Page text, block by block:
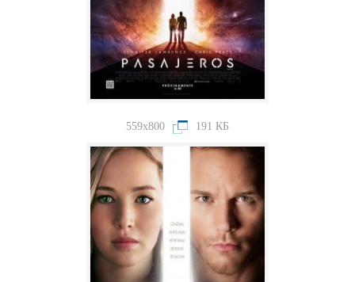
559x800 191 КБ